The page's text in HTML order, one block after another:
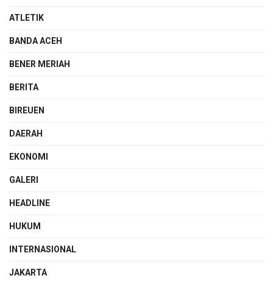
ATLETIK
BANDA ACEH
BENER MERIAH
BERITA
BIREUEN
DAERAH
EKONOMI
GALERI
HEADLINE
HUKUM
INTERNASIONAL
JAKARTA